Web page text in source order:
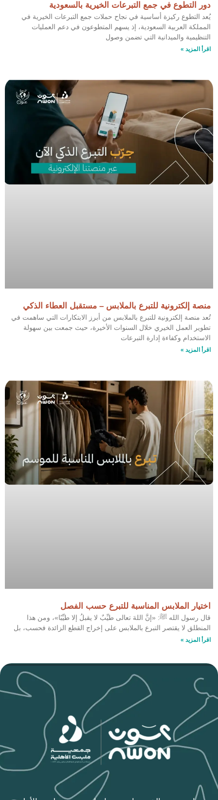
دور التطوع في جمع التبرعات الخيرية بالسعودية
يُعد التطوع ركيزة أساسية في نجاح حملات جمع التبرعات الخيرية في
المملكة العربية السعودية، إذ يسهم المتطوعون في دعم العمليات
التنظيمية والميدانية التي تضمن وصول
اقرأ المزيد »
منصة إلكترونية للتبرع بالملابس – مستقبل العطاء الذكي
تُعد منصة إلكترونية للتبرع بالملابس من أبرز الابتكارات التي ساهمت في
تطوير العمل الخيري خلال السنوات الأخيرة، حيث جمعت بين سهولة
الاستخدام وكفاءة إدارة التبرعات
اقرأ المزيد »
اختيار الملابس المناسبة للتبرع حسب الفصل
قال رسول الله ﷺ: «إنَّ اللهَ تعالى طيِّبٌ لا يقبلُ إلا طيِّبًا»، ومن هذا
المنطلق لا يقتصر التبرع بالملابس على إخراج القطع الزائدة فحسب، بل
اقرأ المزيد »